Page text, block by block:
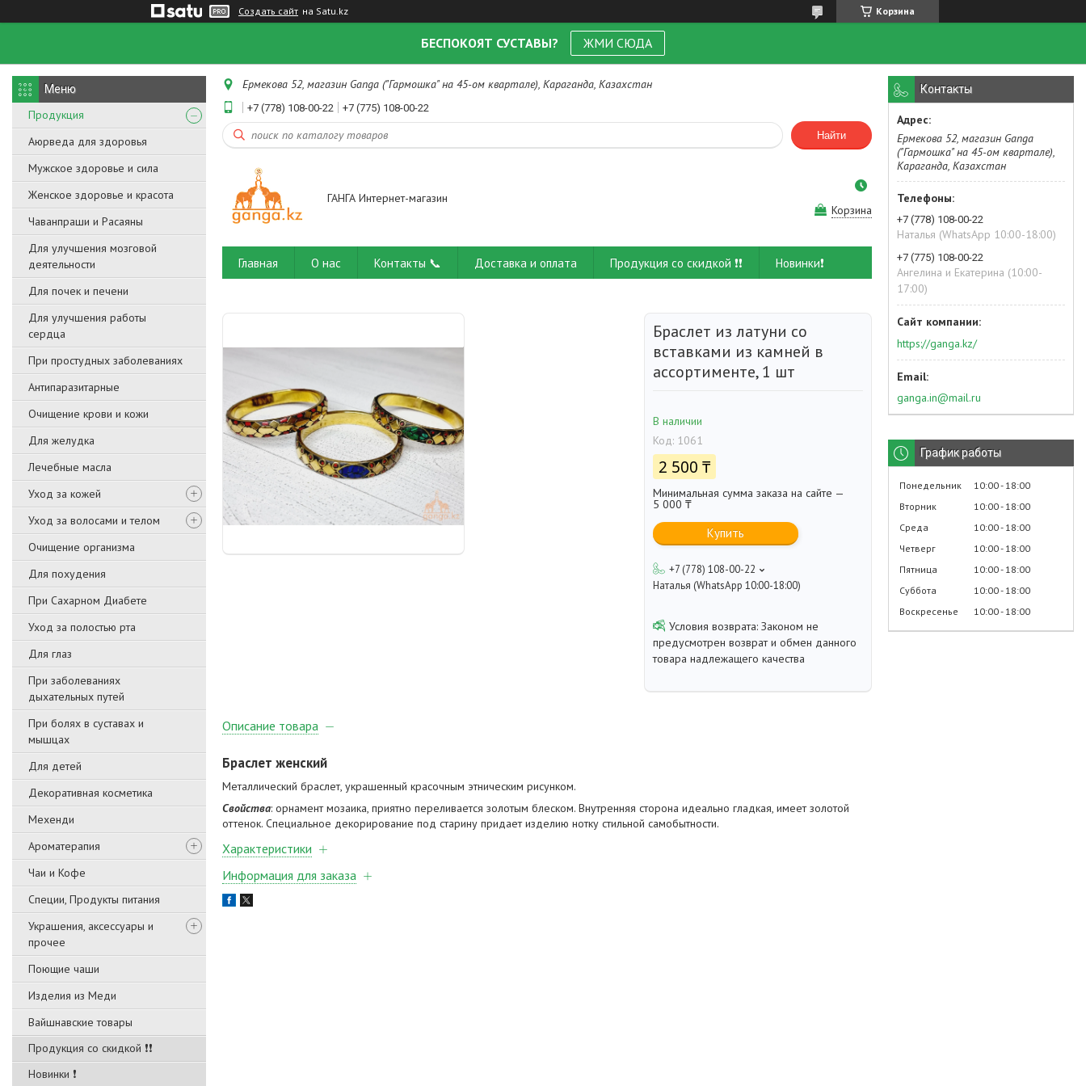
Создать сайт на Satu.kz Корзина
БЕСПОКОЯТ СУСТАВЫ? ЖМИ СЮДА
Продукция
Аюрведа для здоровья
Мужское здоровье и сила
Женское здоровье и красота
Чаванпраши и Расаяны
Для улучшения мозговой
деятельности
Для почек и печени
Для улучшения работы
сердца
При простудных заболеваниях
Антипаразитарные
Очищение крови и кожи
Для желудка
Лечебные масла
Уход за кожей
Уход за волосами и телом
Очищение организма
Для похудения
При Сахарном Диабете
Уход за полостью рта
Для глаз
При заболеваниях
дыхательных путей
При болях в суставах и
мышцах
Для детей
Декоративная косметика
Мехенди
Ароматерапия
Чаи и Кофе
Специи, Продукты питания
Украшения, аксессуары и
прочее
Поющие чаши
Изделия из Меди
Вайшнавские товары
Продукция со скидкой ❗❗
Новинки ❗
Ермекова 52, магазин Ganga ("Гармошка" на 45-ом квартале), Караганда, Казахстан
+7 (778) 108-00-22 +7 (775) 108-00-22
Найти
ГАНГА Интернет-магазин
Корзина
Главная О нас Контакты 📞 Доставка и оплата Продукция со скидкой ❗❗ Новинки❗
Браслет из латуни со
вставками из камней в
ассортименте, 1 шт
В наличии
Код: 1061
2 500 ₸
Минимальная сумма заказа на сайте —
5 000 ₸
Купить
+7 (778) 108-00-22
Наталья (WhatsApp 10:00-18:00)
Законом не
предусмотрен возврат и обмен данного
товара надлежащего качества
Описание товара
Браслет женский
Металлический браслет, украшенный красочным этническим рисунком.
Свойства: орнамент мозаика, приятно переливается золотым блеском. Внутренняя сторона идеально гладкая, имеет золотой
оттенок. Специальное декорирование под старину придает изделию нотку стильной самобытности.
Характеристики
Информация для заказа
Контакты
Ермекова 52, магазин Ganga
("Гармошка" на 45-ом квартале),
Караганда, Казахстан
+7 (778) 108-00-22
Наталья (WhatsApp 10:00-18:00)
+7 (775) 108-00-22
Ангелина и Екатерина (10:00-
17:00)
https://ganga.kz/
ganga.in@mail.ru
График работы
Понедельник 10:00 18:00
Вторник
10:00 18:00
Среда
10:00 18:00
Четверг
10:00 18:00
Пятница
10:00 18:00
Суббота
10:00 18:00
Воскресенье
10:00 18:00